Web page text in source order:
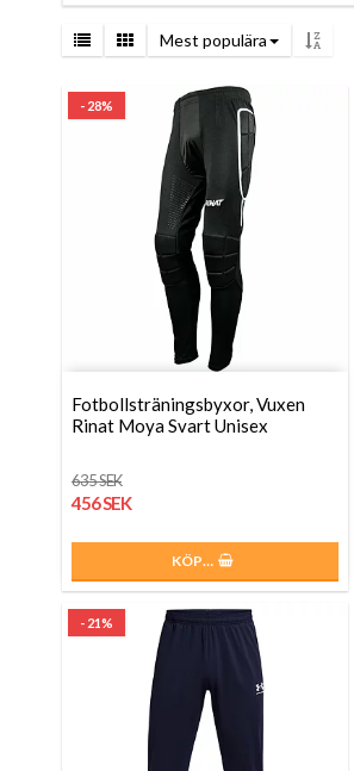
Mest populära
- 28%
Fotbollsträningsbyxor, Vuxen
Rinat Moya Svart Unisex
635 SEK
456 SEK
KÖP…
- 21%